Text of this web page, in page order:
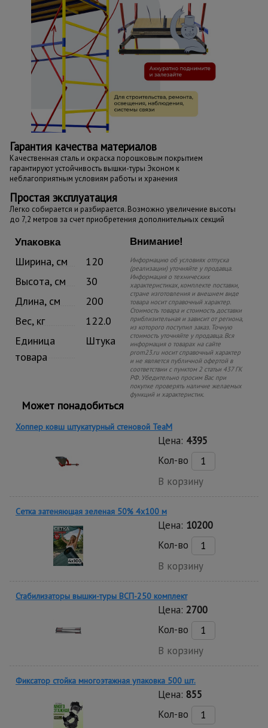
Гарантия качества материалов
Качественная сталь и окраска порошковым покрытием
гарантируют устойчивость вышки-туры Эконом к
неблагоприятным условиям работы и хранения
Простая эксплуатация
Легко собирается и разбирается. Возможно увеличение высоты
до 7,2 метров за счет приобретения дополнительных секций
Упаковка
Ширина, см
120
Высота, см
30
Длина, см
200
Вес, кг
122.0
Единица
товара
Штука
Внимание!
Информацию об условиях отпуска
(реализации) уточняйте у продавца.
Информация о технических
характеристиках, комплекте поставки,
стране изготовления и внешнем виде
товара носит справочный характер.
Стоимость товара и стоимость доставки
приблизительная и зависит от региона,
из которого поступил заказ. Точную
стоимость уточняйте у продавца. Вся
информация о товарах на сайте
prom23.ru носит справочный характер
и не является публичной офертой в
соответствии с пунктом 2 статьи 437 ГК
РФ. Убедительно просим Вас при
покупке проверять наличие желаемых
функций и характеристик.
Может понадобиться
Хоппер ковш штукатурный стеновой TeaM
Цена: 4395
Кол-во
В корзину
Сетка затеняющая зеленая 50% 4х100 м
Цена: 10200
Кол-во
В корзину
Стабилизаторы вышки-туры ВСП-250 комплект
Цена: 2700
Кол-во
В корзину
Фиксатор стойка многоэтажная упаковка 500 шт.
Цена: 855
Кол-во